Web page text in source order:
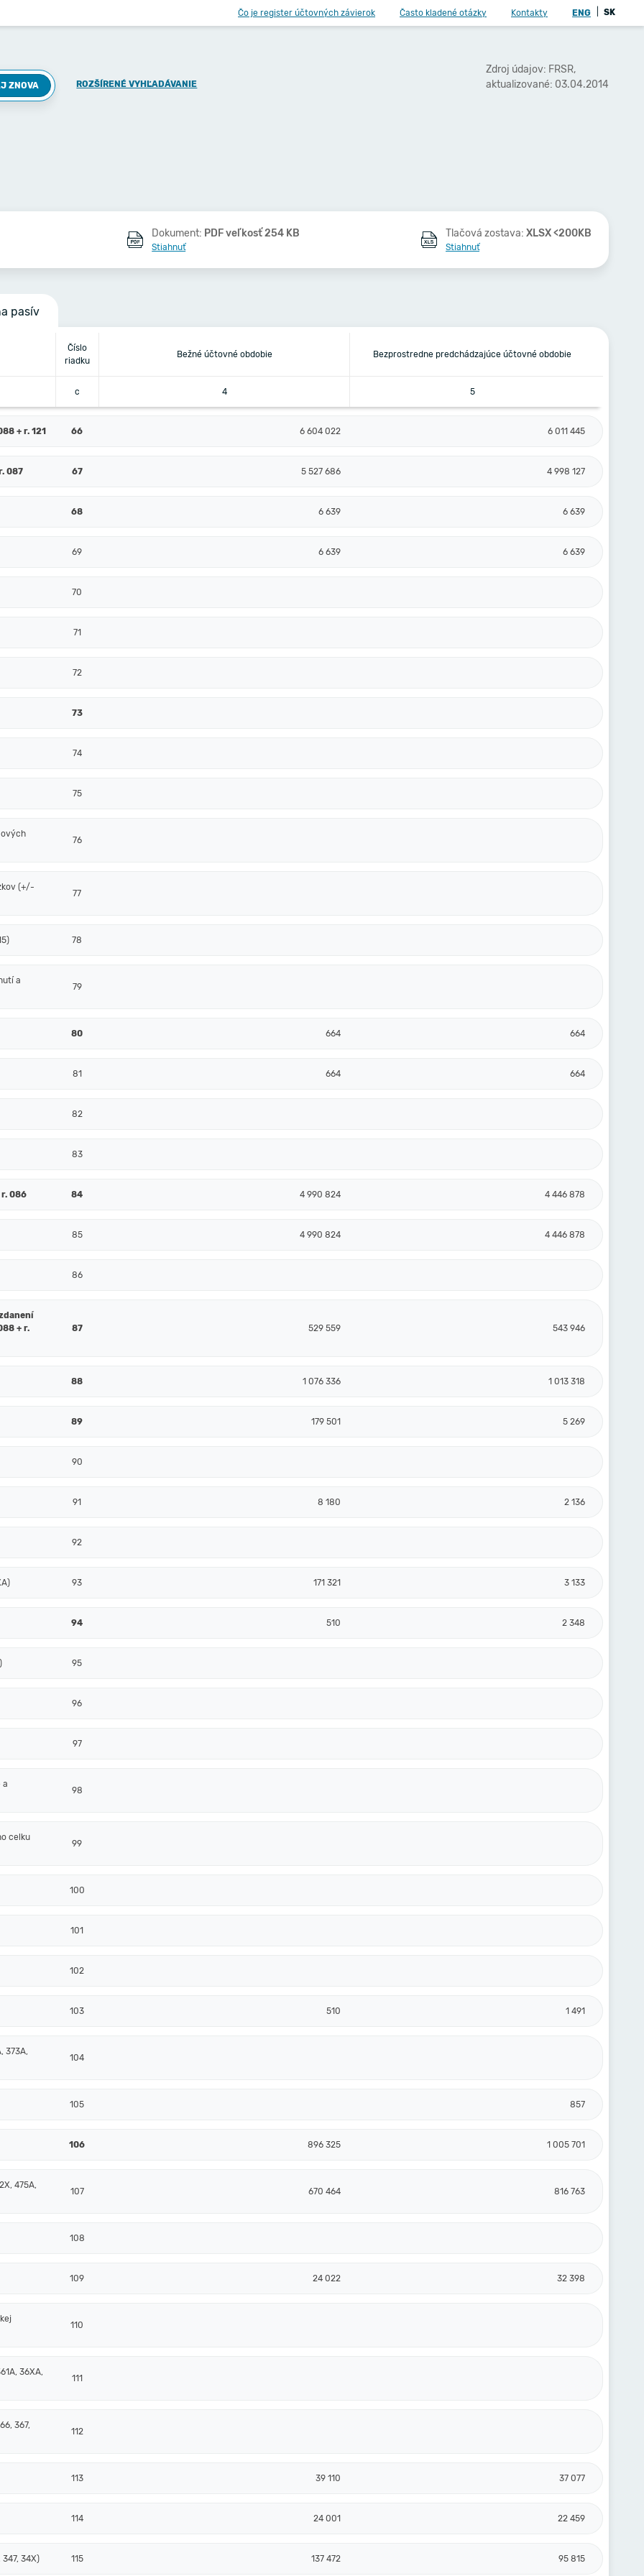
Čo je register účtovných závierok Často kladené otázky Kontakty ENG SK
ZNOVA ROZŠÍRENÉ VYHĽADÁVANIE
Zdroj údajov: FRSR,
aktualizované: 03.04.2014
Dokument: PDF veľkosť 254 KB
Stiahnuť
Tlačová zostava: XLSX <200KB
Stiahnuť
pasív
Číslo
riadku
Bežné účtovné obdobie Bezprostredne predchádzajúce účtovné obdobie
c 4 5
+ r. 121 66 6 604 022 6 011 445
087 67 5 527 686 4 998 127
68 6 639 6 639
69 6 639 6 639
70
71
72
73
74
75
76
(+/-
77
78
a
79
80 664 664
81 664 664
82
83
086 84 4 990 824 4 446 878
85 4 990 824 4 446 878
86
+ r.
87 529 559 543 946
88 1 076 336 1 013 318
89 179 501 5 269
90
91 8 180 2 136
92
93 171 321 3 133
94 510 2 348
95
96
97
a
98
celku
99
100
101
102
103 510 1 491
373A,
104
105 857
106 896 325 1 005 701
475A,
107 670 464 816 763
108
109 24 022 32 398
110
36XA,
111
367,
112
113 39 110 37 077
114 24 001 22 459
34X) 115 137 472 95 815